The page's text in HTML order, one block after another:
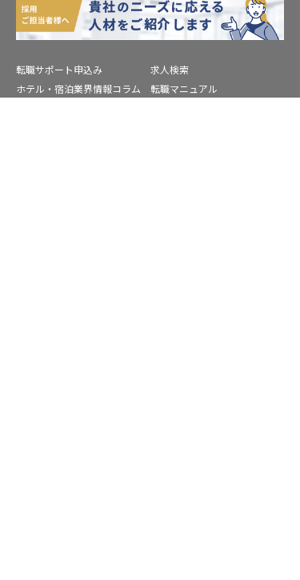
転職サポート申込み
求人検索
ホテル・宿泊業界情報コラム
転職マニュアル